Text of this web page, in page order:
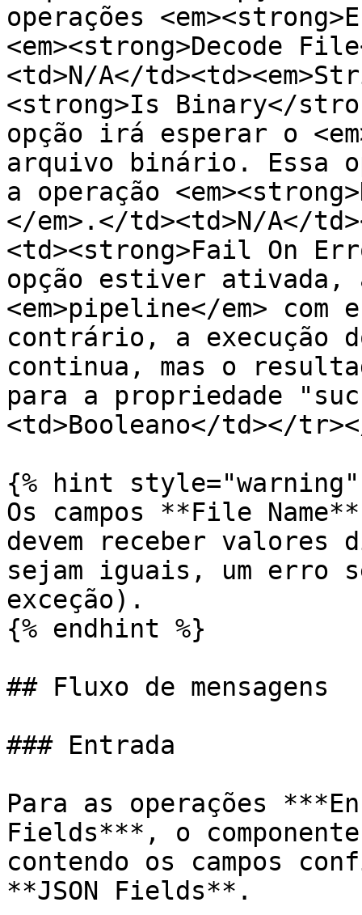
operações
<em><strong>Decode
<td>N/A</
<strong>Is Binary</
opção irá esperar o
arquivo binário. Essa
a operação
</em>.</td><td>N/A</
<td><strong>Fail On
opção estiver ativada,
<em>pipeline</em>
contrário, a execução
continua, mas o
para a propriedade
<td>Booleano</td></
{% hint style="warning"
Os campos **File
devem receber valores
sejam iguais, um erro
exceção).
{% endhint %}
## Fluxo de mensagens
### Entrada
Para as operações
Fields***, o componente
contendo os campos
**JSON Fields**.